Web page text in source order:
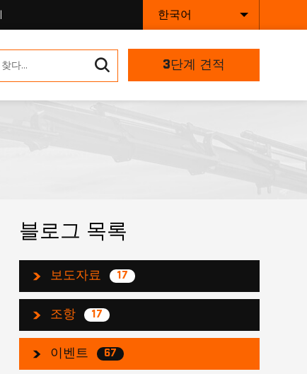
한국어
3단계 견적
블로그 목록
보도자료 17
조항 17
이벤트 67